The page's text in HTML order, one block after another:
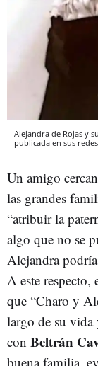
Alejandra de Rojas y
publicada en sus
Un amigo
las grandes
“atribuir la
algo que no se
Alejandra
A este
que “Charo y
largo de su vida
con Beltrán
buena familia,